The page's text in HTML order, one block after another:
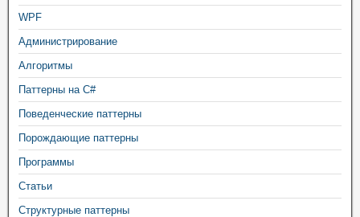
WPF
Администрирование
Алгоритмы
Паттерны на C#
Поведенческие паттерны
Порождающие паттерны
Программы
Статьи
Структурные паттерны